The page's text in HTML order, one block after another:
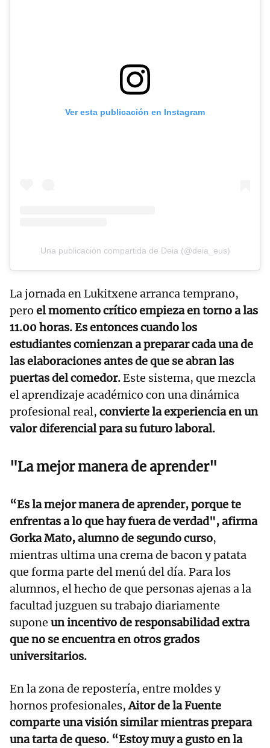
Ver esta publicación en Instagram
Una publicación compartida de Deia (@deia_eus)
La jornada en Lukitxene arranca temprano,
pero el momento crítico empieza en torno a las
11.00 horas. Es entonces cuando los
estudiantes comienzan a preparar cada una de
las elaboraciones antes de que se abran las
puertas del comedor.Este sistema, que mezcla
el aprendizaje académico con una dinámica
profesional real, convierte la experiencia en un
valor diferencial para su futuro laboral.
"La mejor manera de aprender"
“Es la mejor manera de aprender, porque te
enfrentas a lo que hay fuera de verdad", afirma
Gorka Mato, alumno de segundo curso,
mientras ultima una crema de bacon y patata
que forma parte del menú del día. Para los
alumnos, el hecho de que personas ajenas a la
facultad juzguen su trabajo diariamente
supone un incentivo de responsabilidad extra
que no se encuentra en otros grados
universitarios.
En la zona de repostería, entre moldes y
hornos profesionales,Aitor de la Fuente
comparte una visión similar mientras prepara
una tarta de queso. “Estoy muy a gusto en la